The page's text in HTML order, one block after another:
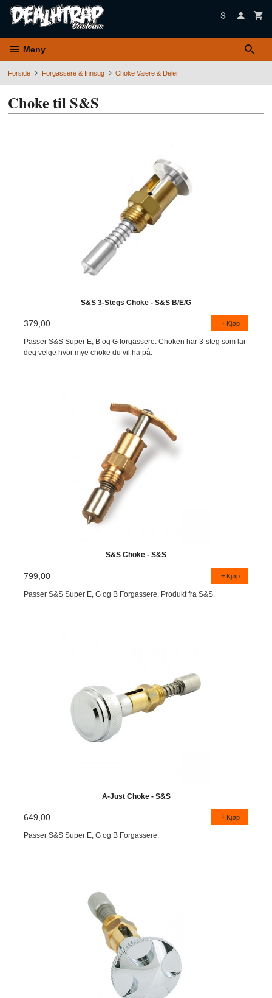
Meny
Forside Forgassere & Innsug Choke Vaiere & Deler
Choke til S&S
S&S 3-Stegs Choke - S&S B/E/G
379,00 Kjøp
Passer S&S Super E, B og G forgassere. Choken har 3-steg som lar
deg velge hvor mye choke du vil ha på.
S&S Choke - S&S
799,00 Kjøp
Passer S&S Super E, G og B Forgassere. Produkt fra S&S.
A-Just Choke - S&S
649,00 Kjøp
Passer S&S Super E, G og B Forgassere.